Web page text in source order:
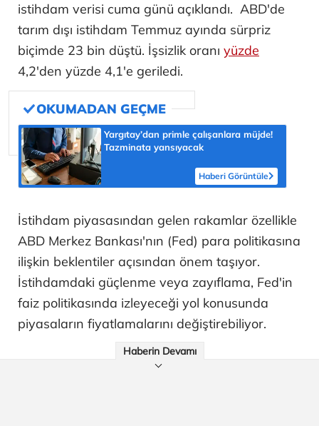
istihdam verisi cuma günü açıklandı. ABD'de
tarım dışı istihdam Temmuz ayında sürpriz
biçimde 23 bin düştü. İşsizlik oranı yüzde
4,2'den yüzde 4,1'e geriledi.
Yargıtay’dan primle çalışanlara müjde!
Tazminata yansıyacak
Haberi Görüntüle
İstihdam piyasasından gelen rakamlar özellikle
ABD Merkez Bankası'nın (Fed) para politikasına
ilişkin beklentiler açısından önem taşıyor.
İstihdamdaki güçlenme veya zayıflama, Fed'in
faiz politikasında izleyeceği yol konusunda
piyasaların fiyatlamalarını değiştirebiliyor.
Haberin Devamı